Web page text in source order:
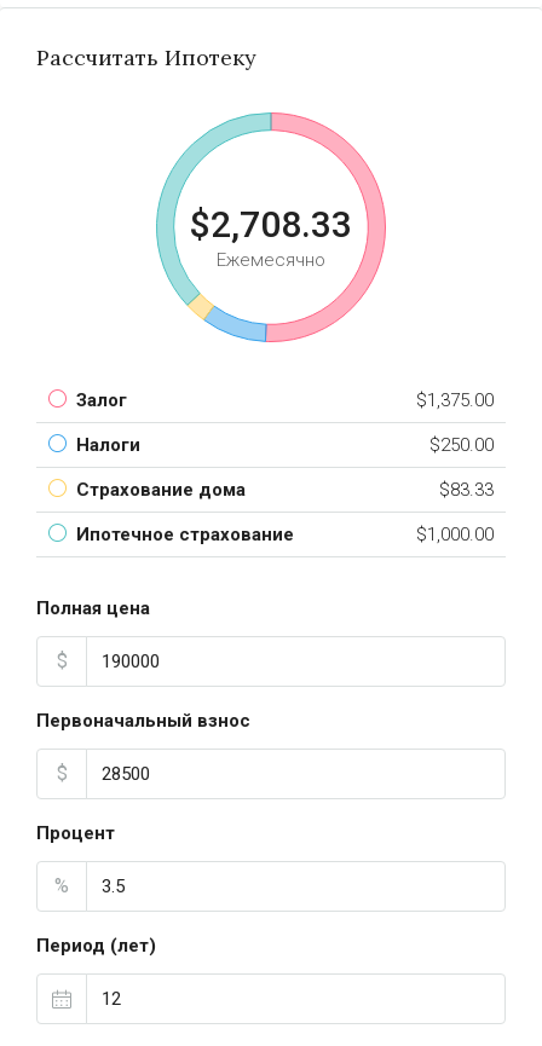
Рассчитать Ипотеку
$2,708.33
Ежемесячно
Залог $1,375.00
Налоги $250.00
Страхование дома $83.33
Ипотечное страхование $1,000.00
Полная цена
$
Первоначальный взнос
$
Процент
%
Период (лет)